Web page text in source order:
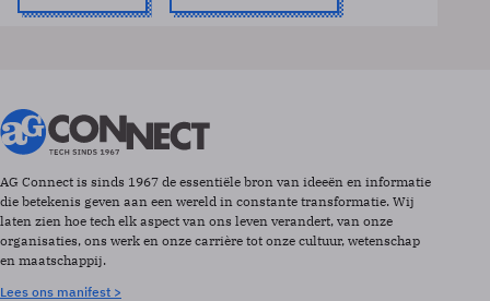
AG Connect is sinds 1967 de essentiële bron van ideeën en informatie
die betekenis geven aan een wereld in constante transformatie. Wij
laten zien hoe tech elk aspect van ons leven verandert, van onze
organisaties, ons werk en onze carrière tot onze cultuur, wetenschap
en maatschappij.
Lees ons manifest >